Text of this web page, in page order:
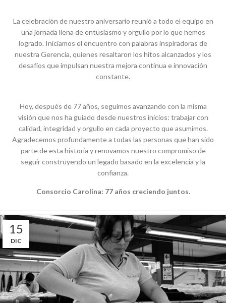
La celebración denuestro aniversario reunió a todo el equipo en
una jornada llena deentusiasmo yorgullo porlo que hemos
logrado. Iniciamos el encuentro con palabras inspiradoras de
nuestra Gerencia, quienes resaltaron los hitos alcanzados ylos
desafíos queimpulsan nuestra mejora continua einnovación
constante.
Hoy, después de 77años, seguimos avanzando con la misma
visión que nos ha guiado desde nuestros inicios: trabajarcon
calidad, integridad yorgullo en cada proyecto que asumimos.
Agradecemos profundamentea todas las personas quehan sido
partedeesta historia yrenovamos nuestro compromiso de
seguirconstruyendo un legado basado en la excelencia y la
confianza.
Consorcio Carolina: 77 años creciendo juntos.
15
DIC